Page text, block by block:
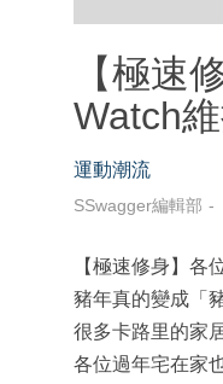
【極速
Watch
運動潮流
SSwagger編輯部
【極速修身】
豬年真的變成「
很多卡路里的家
各位過年宅在家